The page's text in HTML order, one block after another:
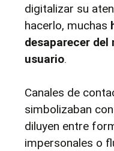
digitalizar su
hacerlo, muchas
desaparecer del
usuario.
Canales de
simbolizaban
diluyen entre
impersonales o